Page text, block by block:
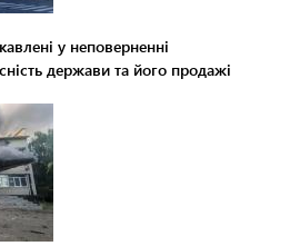
у неповерненні
держави та його продажі